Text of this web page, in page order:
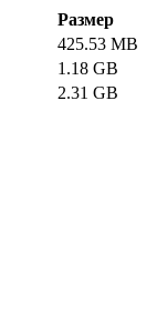
Размер
425.53 MB
1.18 GB
2.31 GB